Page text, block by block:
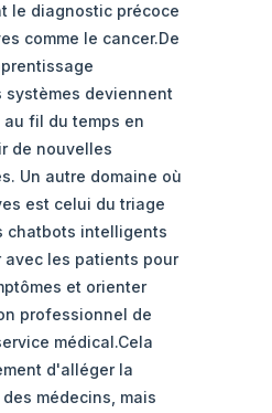
le diagnostic précoce
comme le cancer.De
systèmes deviennent
fil du temps en
de nouvelles
Un autre domaine où
est celui du triage
chatbots intelligents
les patients pour
et orienter
professionnel de
médical.Cela
d'alléger la
médecins, mais